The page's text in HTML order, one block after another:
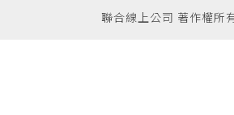
聯合線上公司 著作權所